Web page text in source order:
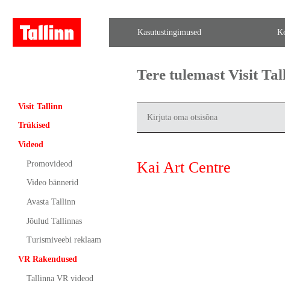
Kasutustingimused
Visit Tallinn
Trükised
Videod
Promovideod
Video bännerid
Avasta Tallinn
Jõulud Tallinnas
Turismiveebi reklaam
VR Rakendused
Tallinna VR videod
Tere tulemast Visit
Kai Art Centre